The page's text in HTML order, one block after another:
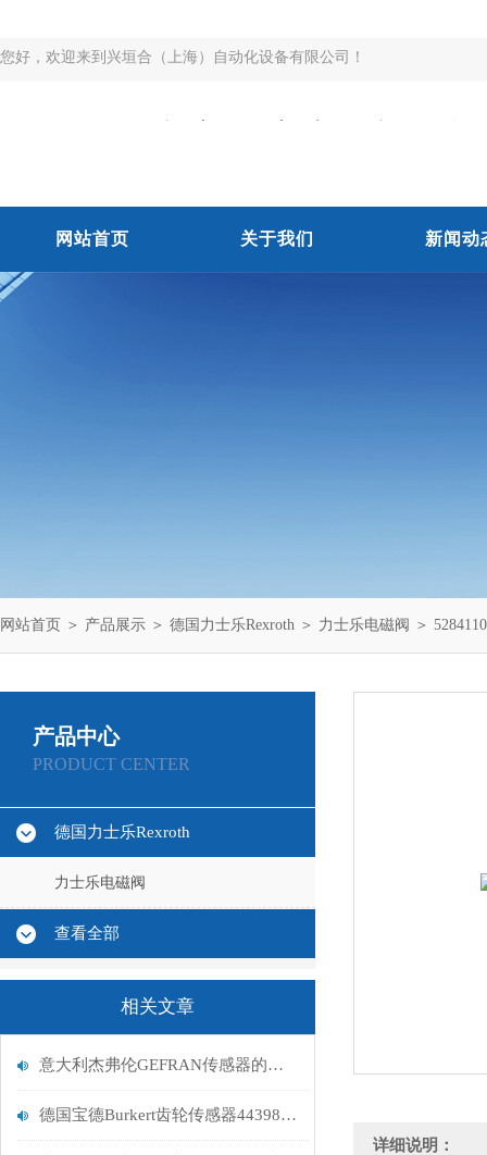
您好，欢迎来到兴垣合（上海）自动化设备有限公司！
网站首页 关于我们 新闻动
网站首页 ＞ 产品展示 ＞ 德国力士乐Rexroth ＞ 力士乐电磁阀 ＞
产品中心
PRODUCT CENTER
德国力士乐Rexroth
力士乐电磁阀
查看全部
相关文章
意大利杰弗伦GEFRAN传感器的正确安装方法
德国宝德Burkert齿轮传感器443985已停产
详细说明：